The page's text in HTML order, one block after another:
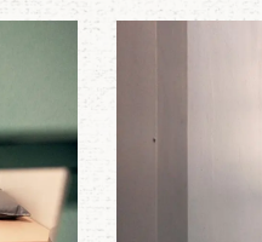
als ANW-artsLees meer over